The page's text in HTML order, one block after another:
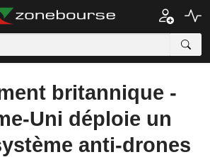
britannique -
Uni déploie un
anti-drones